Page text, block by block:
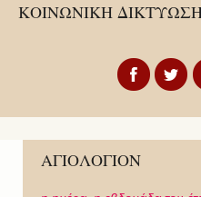
ΚΟΙΝΩΝΙΚΗ
ΑΓΙΟΛΟΓΙΟΝ